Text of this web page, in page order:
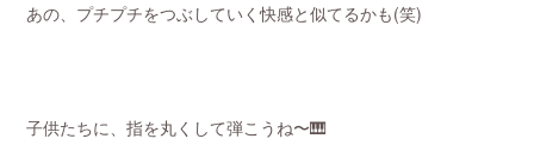
あの、プチプチをつぶしていく快感と似てるかも(笑)
子供たちに、指を丸くして弾こうね〜🎹